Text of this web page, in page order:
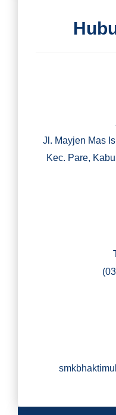
Jl. Mayjen Mas
Kec. Pare,